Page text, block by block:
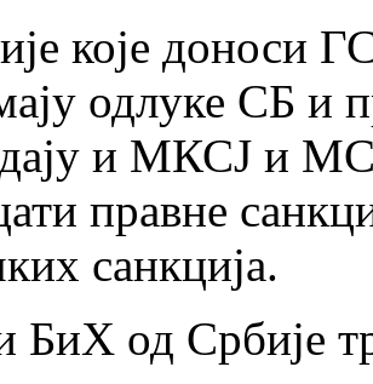
које доноси
одлуке СБ и
и МКСЈ и
правне
санкција.
од Србије